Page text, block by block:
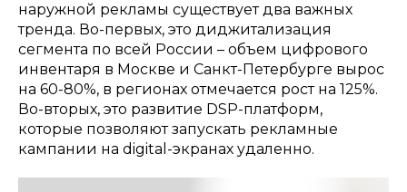
наружной рекламы существует два важных
тренда. Во-первых, это диджитализация
сегмента по всей России – объем цифрового
инвентаря в Москве и Санкт-Петербурге вырос
на 60-80%, в регионах отмечается рост на 125%.
Во-вторых, это развитие DSP-платформ,
которые позволяют запускать рекламные
кампании на digital-экранах удаленно.